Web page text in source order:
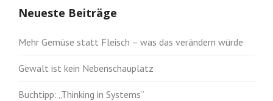
Neueste Beiträge
Mehr Gemüse statt Fleisch – was das verändern würde
Gewalt ist kein Nebenschauplatz
Buchtipp: „Thinking in Systems“